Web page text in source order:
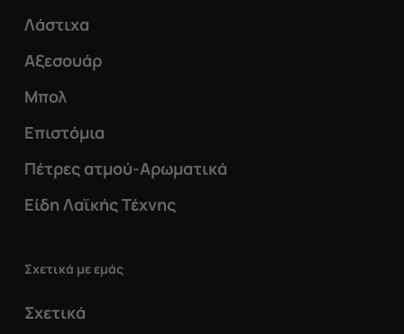
Λάστιχα
Αξεσουάρ
Μπολ
Επιστόμια
Πέτρες ατμού-Αρωματικά
Είδη Λαϊκής Τέχνης
Σχετικά με εμάς
Σχετικά